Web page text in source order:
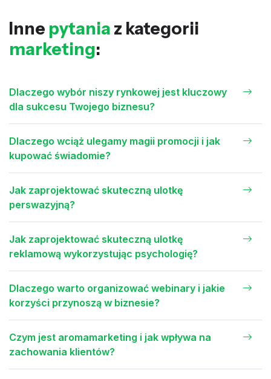
Inne pytania z kategorii
marketing:
Dlaczego wybór niszy rynkowej jest kluczowy
dla sukcesu Twojego biznesu?
Dlaczego wciąż ulegamy magii promocji i jak
kupować świadomie?
Jak zaprojektować skuteczną ulotkę
perswazyjną?
Jak zaprojektować skuteczną ulotkę
reklamową wykorzystując psychologię?
Dlaczego warto organizować webinary i jakie
korzyści przynoszą w biznesie?
Czym jest aromamarketing i jak wpływa na
zachowania klientów?